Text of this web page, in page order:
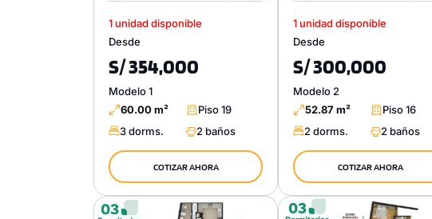
1 unidad disponible
Desde
S/ 354,000
Modelo 1
60.00 m²
Piso 19
3 dorms.
2 baños
COTIZAR AHORA
1 unidad disponible
Desde
S/ 300,000
Modelo 2
52.87 m²
Piso 16
2 dorms.
2 baños
COTIZAR AHORA